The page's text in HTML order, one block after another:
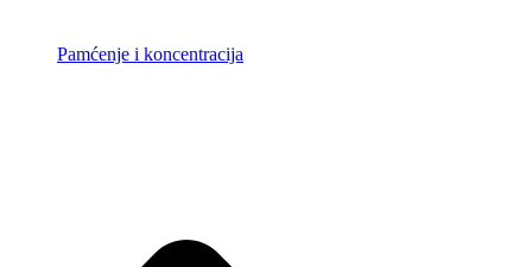
Pamćenje i koncentracija